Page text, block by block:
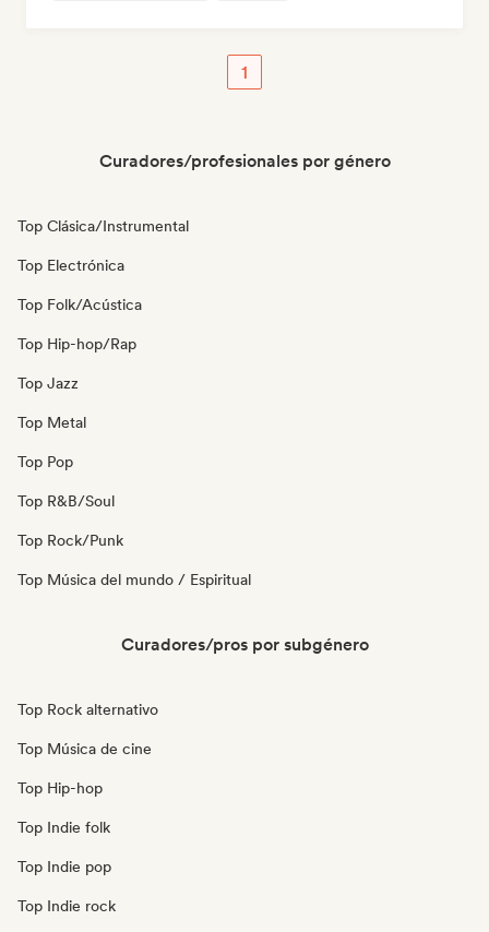
1
Curadores/profesionales por género
Top Clásica/Instrumental
Top Electrónica
Top Folk/Acústica
Top Hip-hop/Rap
Top Jazz
Top Metal
Top Pop
Top R&B/Soul
Top Rock/Punk
Top Música del mundo / Espiritual
Curadores/pros por subgénero
Top Rock alternativo
Top Música de cine
Top Hip-hop
Top Indie folk
Top Indie pop
Top Indie rock